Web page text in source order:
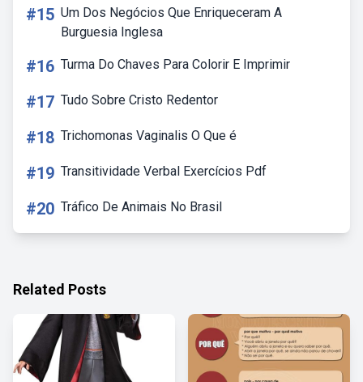
#15 Um Dos Negócios Que Enriqueceram A
Burguesia Inglesa
#16 Turma Do Chaves Para Colorir E Imprimir
#17 Tudo Sobre Cristo Redentor
#18 Trichomonas Vaginalis O Que é
#19 Transitividade Verbal Exercícios Pdf
#20 Tráfico De Animais No Brasil
Related Posts